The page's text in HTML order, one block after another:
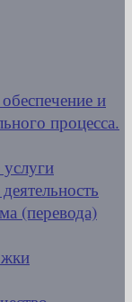
и
процесса.
(перевода)